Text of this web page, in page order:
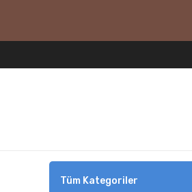
Tüm Kategoriler